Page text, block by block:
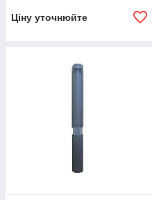
Ціну уточнюйте